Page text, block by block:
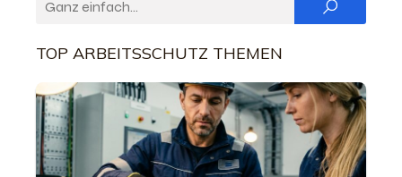
TOP ARBEITSSCHUTZ THEMEN